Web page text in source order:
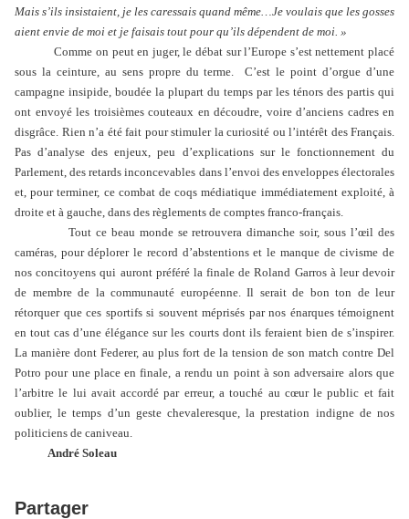
Mais s’ils insistaient, je les caressais quand même…Je voulais que les gosses
aient envie de moi et je faisais tout pour qu’ils dépendent de moi. »
Comme on peut en juger, le débat sur l’Europe s’est nettement placé
sous la ceinture, au sens propre du terme.
C’est le point d’orgue d’une
campagne insipide, boudée la plupart du temps par les ténors des partis qui
ont envoyé les troisièmes couteaux en découdre, voire d’anciens cadres en
disgrâce. Rien n’a été fait pour stimuler la curiosité ou l’intérêt des Français.
Pas d’analyse des enjeux, peu d’explications sur le fonctionnement du
Parlement, des retards inconcevables dans l’envoi des enveloppes électorales
et, pour terminer, ce combat de coqs médiatique immédiatement exploité, à
droite et à gauche, dans des règlements de comptes franco-français.
Tout ce beau monde se retrouvera dimanche soir, sous l’œil des
caméras, pour déplorer le record d’abstentions et le manque de civisme de
nos concitoyens qui auront préféré la finale de Roland Garros à leur devoir
de membre de la communauté européenne. Il serait de bon ton de leur
rétorquer que ces sportifs si souvent méprisés par nos énarques témoignent
en tout cas d’une élégance sur les courts dont ils feraient bien de s’inspirer.
La manière dont Federer, au plus fort de la tension de son match contre Del
Potro pour une place en finale, a rendu un point à son adversaire alors que
l’arbitre le lui avait accordé par erreur, a touché au cœur le public et fait
oublier, le temps d’un geste chevaleresque, la prestation indigne de nos
politiciens de caniveau.
André Soleau
Partager